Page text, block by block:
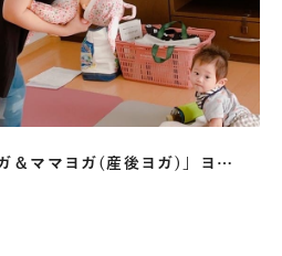
＆ママヨガ(産後ヨガ)」ヨ…